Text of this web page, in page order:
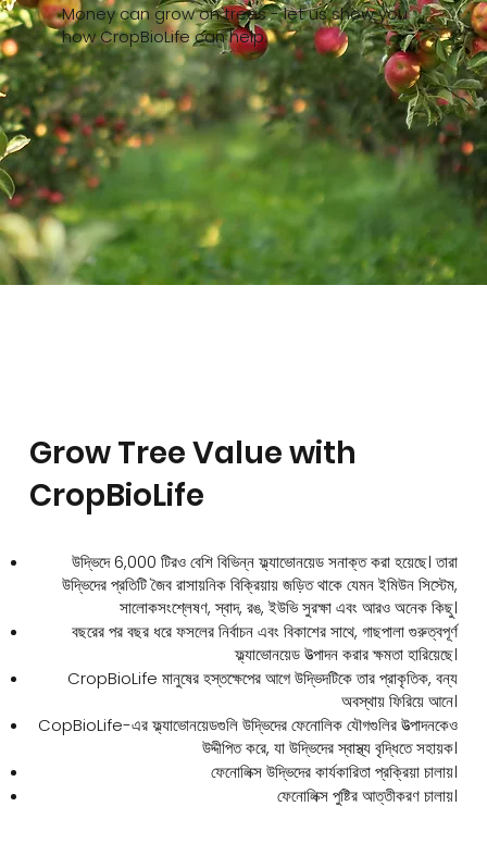
Money can grow on trees - let us show you
how CropBioLife can help.
Grow Tree Value with
CropBioLife
উদ্ভিদে 6,000 টিরও বেশি বিভিন্ন ফ্ল্যাভোনয়েড সনাক্ত করা হয়েছে। তারা
উদ্ভিদের প্রতিটি জৈব রাসায়নিক বিক্রিয়ায় জড়িত থাকে যেমন ইমিউন সিস্টেম,
সালোকসংশ্লেষণ, স্বাদ, রঙ, ইউভি সুরক্ষা এবং আরও অনেক কিছু।
বছরের পর বছর ধরে ফসলের নির্বাচন এবং বিকাশের সাথে, গাছপালা গুরুত্বপূর্ণ
ফ্ল্যাভোনয়েড উত্পাদন করার ক্ষমতা হারিয়েছে।
CropBioLife মানুষের হস্তক্ষেপের আগে উদ্ভিদটিকে তার প্রাকৃতিক, বন্য
অবস্থায় ফিরিয়ে আনে।
CopBioLife-এর ফ্ল্যাভোনয়েডগুলি উদ্ভিদের ফেনোলিক যৌগগুলির উত্পাদনকেও
উদ্দীপিত করে, যা উদ্ভিদের স্বাস্থ্য বৃদ্ধিতে সহায়ক।
ফেনোলিক্স উদ্ভিদের কার্যকারিতা প্রক্রিয়া চালায়।
ফেনোলিক্স পুষ্টির আত্তীকরণ চালায়।